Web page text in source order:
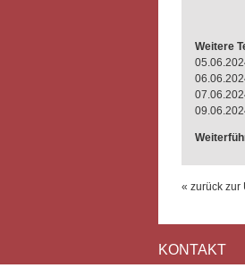
Weitere
« zurück zur
KONTAKT